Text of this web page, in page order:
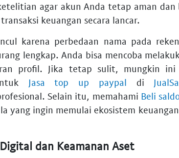
agar akun Anda tetap aman dan
keuangan secara lancar.
karena perbedaan nama pada
lengkap. Anda bisa mencoba
profil. Jika tetap sulit, mungkin ini
Jasa top up paypal di
Selain itu, memahami Beli
yang ingin memulai ekosistem
dan Keamanan Aset